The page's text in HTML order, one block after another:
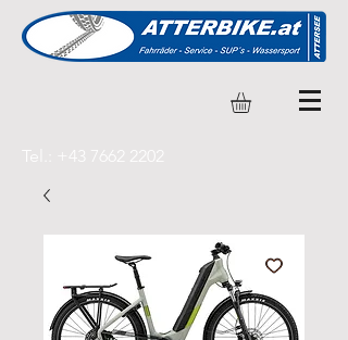
Tel.: +43 7662 2202